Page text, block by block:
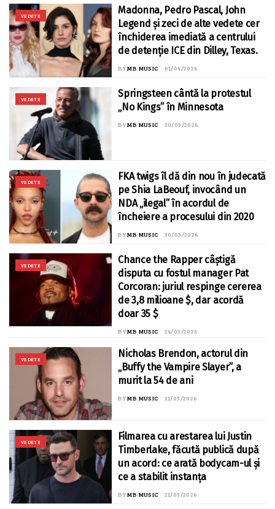
VEDETE
Madonna, Pedro Pascal, John
Legend și zeci de alte vedete cer
închiderea imediată a centrului
de detenție ICE din Dilley, Texas.
BYMB MUSIC 01/04/2026
VEDETE
Springsteen cântă la protestul
„No Kings” în Minnesota
BYMB MUSIC 30/03/2026
VEDETE
FKA twigs îl dă din nou în judecată
pe Shia LaBeouf, invocând un
NDA „ilegal” în acordul de
încheiere a procesului din 2020
BYMB MUSIC 30/03/2026
VEDETE
Chance the Rapper câștigă
disputa cu fostul manager Pat
Corcoran: juriul respinge cererea
de 3,8 milioane $, dar acordă
doar 35 $
BYMB MUSIC 24/03/2026
VEDETE
Nicholas Brendon, actorul din
„Buffy the Vampire Slayer”, a
murit la 54 de ani
BYMB MUSIC 21/03/2026
VEDETE
Filmarea cu arestarea lui Justin
Timberlake, făcută publică după
un acord: ce arată bodycam-ul și
ce a stabilit instanța
BYMB MUSIC 21/03/2026